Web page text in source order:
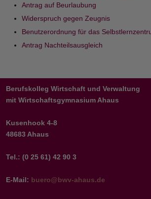
Antrag auf Beurlaubung
Widerspruch gegen Zeugnis
Benutzerordnung für das
Antrag Nachteilsausgleich
Berufskolleg Wirtschaft und Verwaltung
mit Wirtschaftsgymnasium Ahaus
Kusenhook 4-8
48683 Ahaus
Tel.: (0 25 61) 42 90 3
E-Mail: buero@bwv-ahaus.de